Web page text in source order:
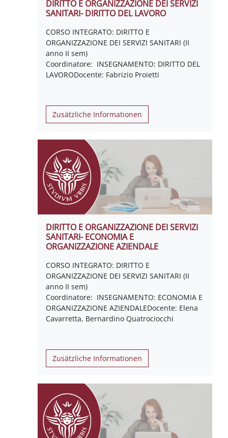
DIRITTO E ORGANIZZAZIONE DEI SERVIZI
SANITARI- DIRITTO DEL LAVORO
CORSO INTEGRATO: DIRITTO E
ORGANIZZAZIONE DEI SERVIZI SANITARI (II
anno II sem)
Coordinatore: INSEGNAMENTO: DIRITTO DEL
LAVORODocente: Fabrizio Proietti
Zusätzliche Informationen
DIRITTO E ORGANIZZAZIONE DEI SERVIZI
SANITARI- ECONOMIA E
ORGANIZZAZIONE AZIENDALE
CORSO INTEGRATO: DIRITTO E
ORGANIZZAZIONE DEI SERVIZI SANITARI (II
anno II sem)
Coordinatore: INSEGNAMENTO: ECONOMIA E
ORGANIZZAZIONE AZIENDALEDocente: Elena
Cavarretta, Bernardino Quatrociocchi
Zusätzliche Informationen